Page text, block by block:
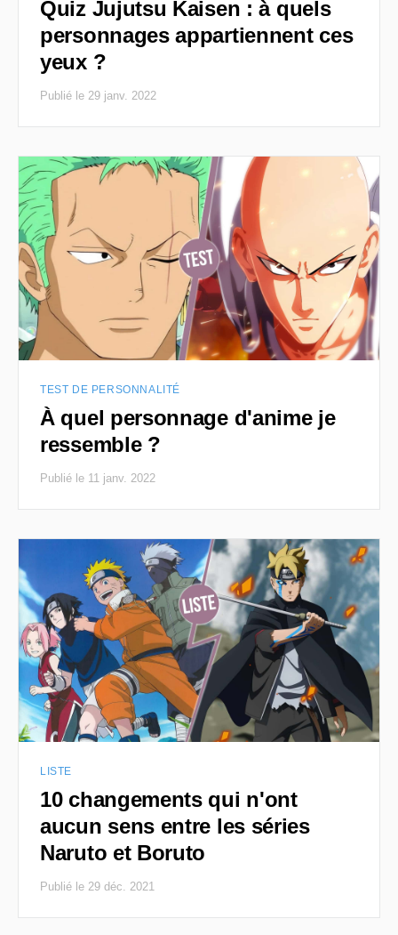
Quiz Jujutsu Kaisen : à quels
personnages appartiennent ces
yeux ?
Publié le 29 janv. 2022
TEST DE PERSONNALITÉ
À quel personnage d'anime je
ressemble ?
Publié le 11 janv. 2022
LISTE
10 changements qui n'ont
aucun sens entre les séries
Naruto et Boruto
Publié le 29 déc. 2021